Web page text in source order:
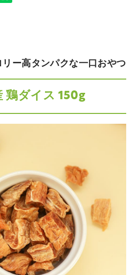
ー高タンパクな一口おやつ
鶏ダイス 150g